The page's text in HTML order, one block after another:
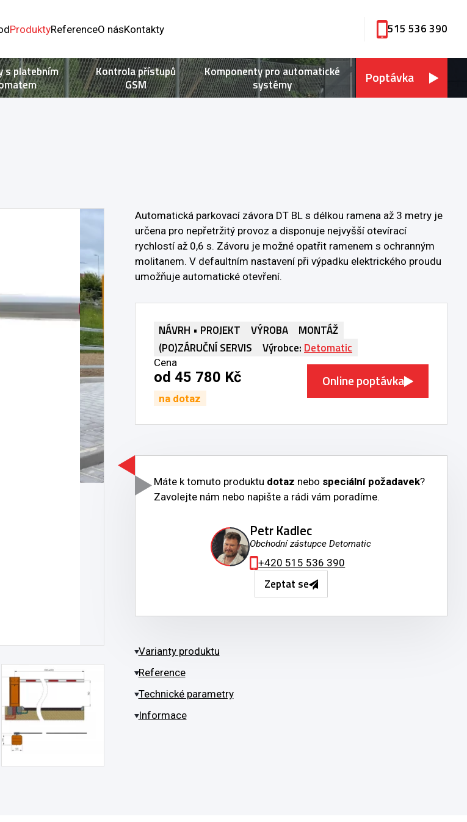
ProduktyReferenceO násKontakty 515 536 390
s platebním
Kontrola přístupů
GSM
Komponenty pro automatické
systémy
Poptávka
Automatická parkovací závora DT BL s délkou ramena až 3 metry je
určena pro nepřetržitý provoz a disponuje nejvyšší otevírací
rychlostí až 0,6 s. Závoru je možné opatřit ramenem s ochranným
molitanem. V defaultním nastavení při výpadku elektrického proudu
umožňuje automatické otevření.
NÁVRH • PROJEKT VÝROBA
MONTÁŽ
(PO)ZÁRUČNÍ SERVIS
Výrobce: Detomatic
Cena
od 45 780 Kč
na dotaz
Online poptávka
Máte k tomuto produktu dotaz nebo speciální požadavek?
Zavolejte nám nebo napište a rádi vám poradíme.
Petr Kadlec
Obchodní zástupce Detomatic
+420 515 536 390
Zeptat se
Varianty produktu
Reference
Technické parametry
Informace